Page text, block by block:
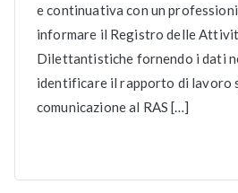
e continuativa con un
informare il Registro delle
Dilettantistiche fornendo i dati
identificare il rapporto di lavoro
comunicazione al RAS […]